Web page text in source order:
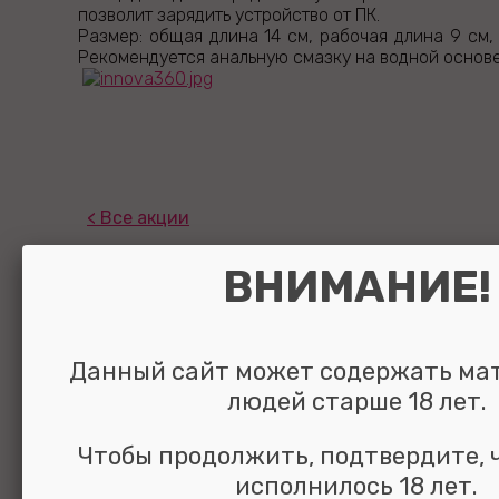
позволит зарядить устройство от ПК.
Размер: общая длина 14 см, рабочая длина 9
Рекомендуется анальную смазку на водной
Все акции
ВНИМАНИЕ!
Данный сайт может содержать
людей старше 18 лет.
Чтобы продолжить, подтвердите,
исполнилось 18 лет.